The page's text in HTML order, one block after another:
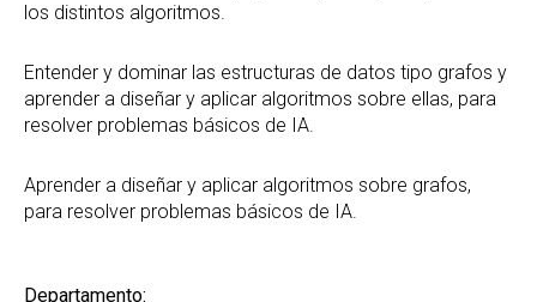
los distintos algoritmos.
Entender y dominar las estructuras de datos tipo grafos y
aprender a diseñar y aplicar algoritmos sobre ellas, para
resolver problemas básicos de IA.
Aprender a diseñar y aplicar algoritmos sobre grafos,
para resolver problemas básicos de IA.
Departamento: